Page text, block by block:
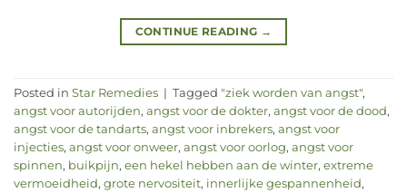
CONTINUE READING →
Posted in Star Remedies | Tagged "ziek worden van angst",
angst voor autorijden, angst voor de dokter, angst voor de dood,
angst voor de tandarts, angst voor inbrekers, angst voor
injecties, angst voor onweer, angst voor oorlog, angst voor
spinnen, buikpijn, een hekel hebben aan de winter, extreme
vermoeidheid, grote nervositeit, innerlijke gespannenheid,